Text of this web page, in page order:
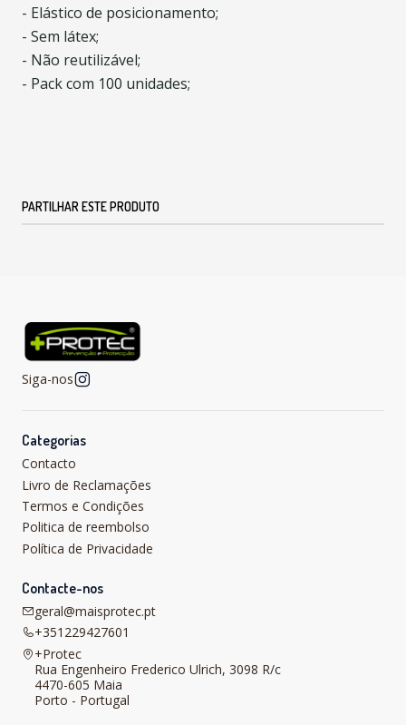
- Elástico de posicionamento;
- Sem látex;
- Não reutilizável;
- Pack com 100 unidades;
PARTILHAR ESTE PRODUTO
Siga-nos
Categorias
Contacto
Livro de Reclamações
Termos e Condições
Politica de reembolso
Política de Privacidade
Contacte-nos
geral@maisprotec.pt
+351229427601
+Protec
Rua Engenheiro Frederico Ulrich, 3098 R/c
4470-605 Maia
Porto - Portugal